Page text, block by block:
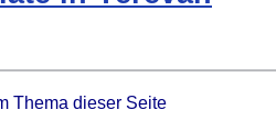
Thema dieser Seite